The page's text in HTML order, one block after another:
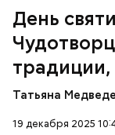
День
Татьяна
19 декабря 2025
полученные в
отдал на дела
стал
приписывают
храмов и
человек лучше
обреченных на